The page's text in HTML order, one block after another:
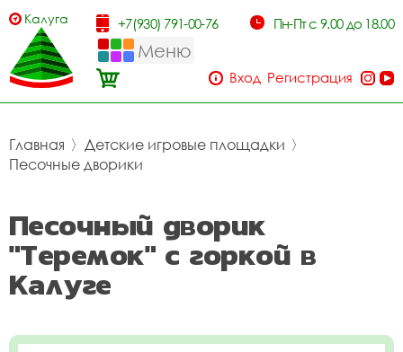
Калуга +7(930) 791-00-76 Пн-Пт с 9.00 до 18.00
Меню
Вход Регистрация
Главная 〉 Детские игровые площадки 〉
Песочные дворики
Песочный дворик
"Теремок" с горкой в
Калуге